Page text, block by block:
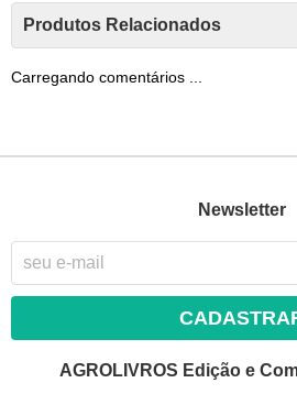
Produtos Relacionados
Carregando comentários ...
Newsletter
AGROLIVROS Edição e